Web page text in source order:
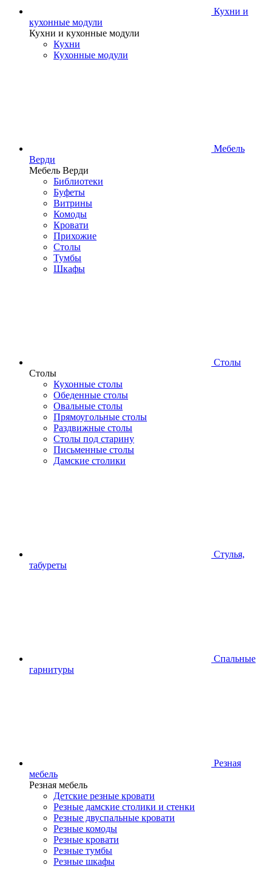
Кухни и
кухонные модули
Кухни и кухонные модули
Кухни
Кухонные модули
Мебель
Верди
Мебель Верди
Библиотеки
Буфеты
Витрины
Комоды
Кровати
Прихожие
Столы
Тумбы
Шкафы
Столы
Столы
Кухонные столы
Обеденные столы
Овальные столы
Прямоугольные столы
Раздвижные столы
Столы под старину
Письменные столы
Дамские столики
Стулья,
табуреты
Спальные
гарнитуры
Резная
мебель
Резная мебель
Детские резные кровати
Резные дамские столики и стенки
Резные двуспальные кровати
Резные комоды
Резные кровати
Резные тумбы
Резные шкафы